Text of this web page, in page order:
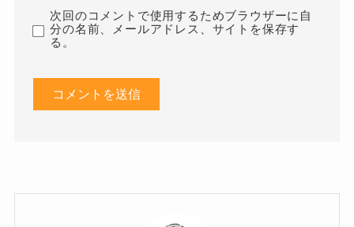
次回のコメントで使用するためブラウザーに自
分の名前、メールアドレス、サイトを保存す
る。